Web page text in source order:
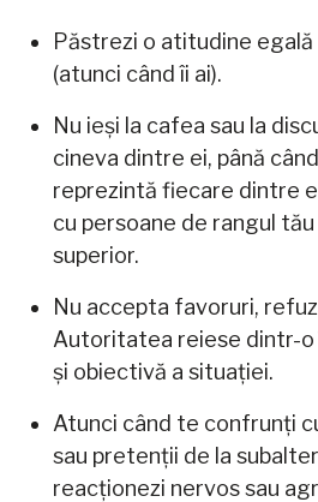
Păstrezi o atitudine
(atunci când îi ai).
Nu ieși la cafea sau la
cineva dintre ei, până
reprezintă fiecare dintre
cu persoane de rangul
superior.
Nu accepta favoruri,
Autoritatea reiese dintr-
și obiectivă a situației.
Atunci când te confrunți
sau pretenții de la
reacționezi nervos sau